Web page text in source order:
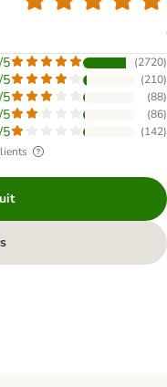
5 (2720)
5 (210)
5 (88)
5 (86)
5 (142)